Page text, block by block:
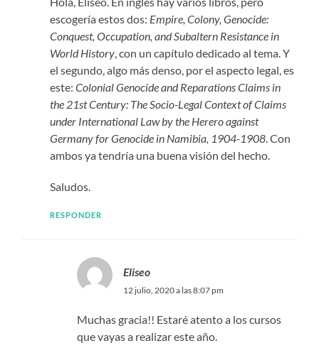
escogería estos dos: Empire, Colony, Genocide:
Conquest, Occupation, and Subaltern Resistance in
World History, con un capítulo dedicado al tema. Y
el segundo, algo más denso, por el aspecto legal, es
este: Colonial Genocide and Reparations Claims in
the 21st Century: The Socio-Legal Context of Claims
under International Law by the Herero against
Germany for Genocide in Namibia, 1904-1908. Con
ambos ya tendría una buena visión del hecho.
Saludos.
RESPONDER
Eliseo
12 julio, 2020 a las 8:07 pm
Muchas gracia!! Estaré atento a los cursos
que vayas a realizar este año.